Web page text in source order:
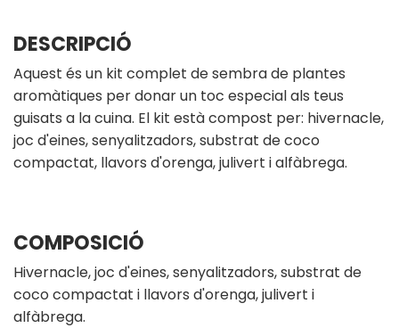
DESCRIPCIÓ
Aquest és un kit complet de sembra de plantes
aromàtiques per donar un toc especial als teus
guisats a la cuina. El kit està compost per: hivernacle,
joc d'eines, senyalitzadors, substrat de coco
compactat, llavors d'orenga, julivert i alfàbrega.
COMPOSICIÓ
Hivernacle, joc d'eines, senyalitzadors, substrat de
coco compactat i llavors d'orenga, julivert i
alfàbrega.